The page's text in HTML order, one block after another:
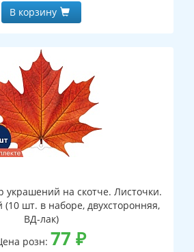
В корзину
на скотче. Листочки.
шт. в наборе, двухсторонняя,
ВД-лак)
розн: 77 ₽